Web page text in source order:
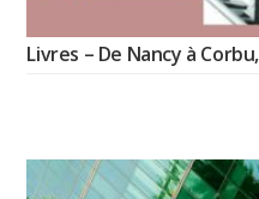
Livres – De Nancy à